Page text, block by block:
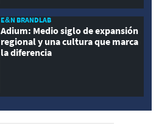
E&N BRANDLAB
Adium: Medio siglo de expansión
regional y una cultura que marca
la diferencia